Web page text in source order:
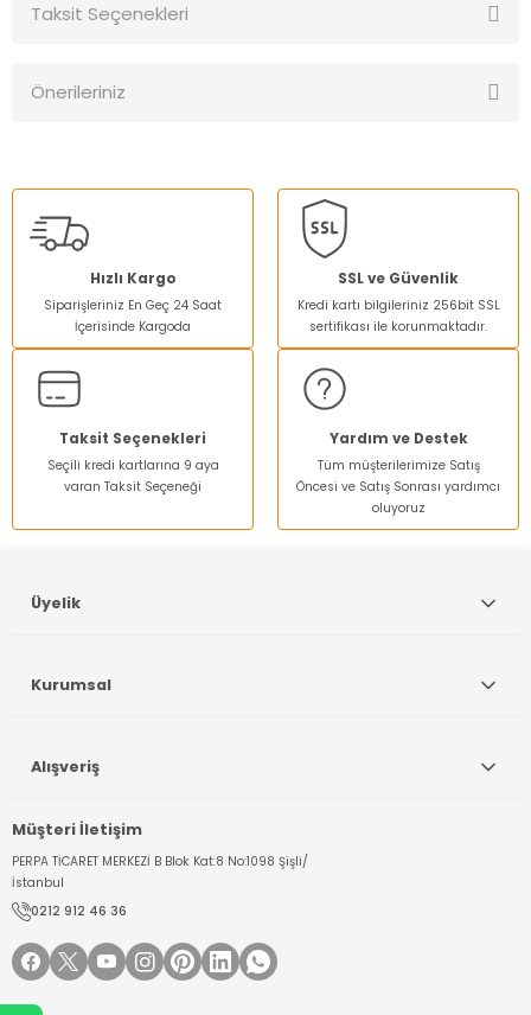
Taksit Seçenekleri
Önerileriniz
kullanarak tarafımıza iletebilirsiniz.
Görüş ve önerileriniz için teşekkür ederiz.
Ürün resmi kalitesiz, bozuk veya görüntülenemiyor.
Ürün açıklamasında eksik bilgiler bulunuyor.
Ürün bilgilerinde hatalar bulunuyor.
Ürün fiyatı diğer sitelerden daha pahalı.
Bu ürüne benzer farklı alternatifler olmalı.
Hızlı Kargo
Siparişleriniz En Geç 24 Saat
İçerisinde Kargoda
SSL ve Güvenlik
Kredi kartı bilgileriniz 256bit SSL
sertifikası ile korunmaktadır.
Taksit Seçenekleri
Seçili kredi kartlarına 9 aya
varan Taksit Seçeneği
Yardım ve Destek
Tüm müşterilerimize Satış
Öncesi ve Satış Sonrası yardımcı
oluyoruz
Müşteri İletişim
PERPA TİCARET MERKEZİ B Blok Kat:8 No:1098 Şişli/
İstanbul
0212 912 46 36
Üyelik
Kurumsal
Alışveriş